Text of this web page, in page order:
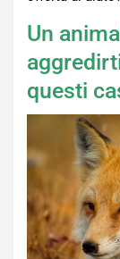
Un
questi